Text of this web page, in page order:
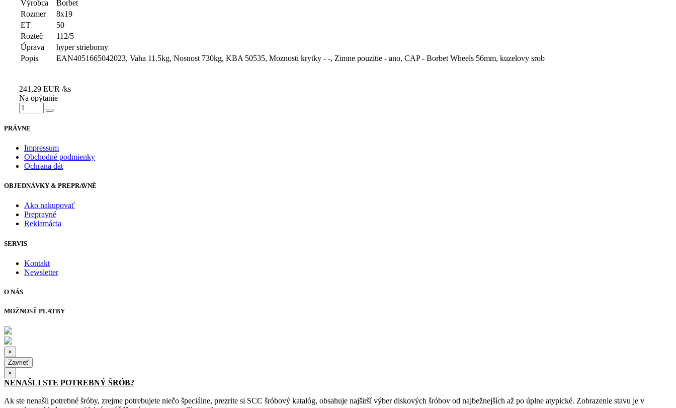
Výrobca
Borbet
Rozmer
8x19
ET
50
Rozteč
112/5
Úprava
hyper strieborny
Popis
EAN4051665042023, Vaha 11.5kg, Nosnost 730kg, KBA 50535, Moznosti krytky - -, Zimne pouzitie - ano, CAP - Borbet Wheels 56mm, kuzelovy srob
241,29 EUR /ks
Na opýtanie
PRÁVNE
Impressum
Obchodné podmienky
Ochrana dát
OBJEDNÁVKY & PREPRAVNÉ
Ako nakupovať
Prepravné
Reklamácia
SERVIS
Kontakt
Newsletter
O NÁS
MOŽNOSŤ PLATBY
×
Zavrieť
×
NENAŠLI STE POTREBNÝ ŠRÓB?
Ak ste nenašli potrebné šróby, zrejme potrebujete niečo špeciálne, prezrite si SCC šróbový katalóg, obsahuje najširší výber diskových šróbov od najbežnejších až po úplne atypické. Zobrazenie stavu je v